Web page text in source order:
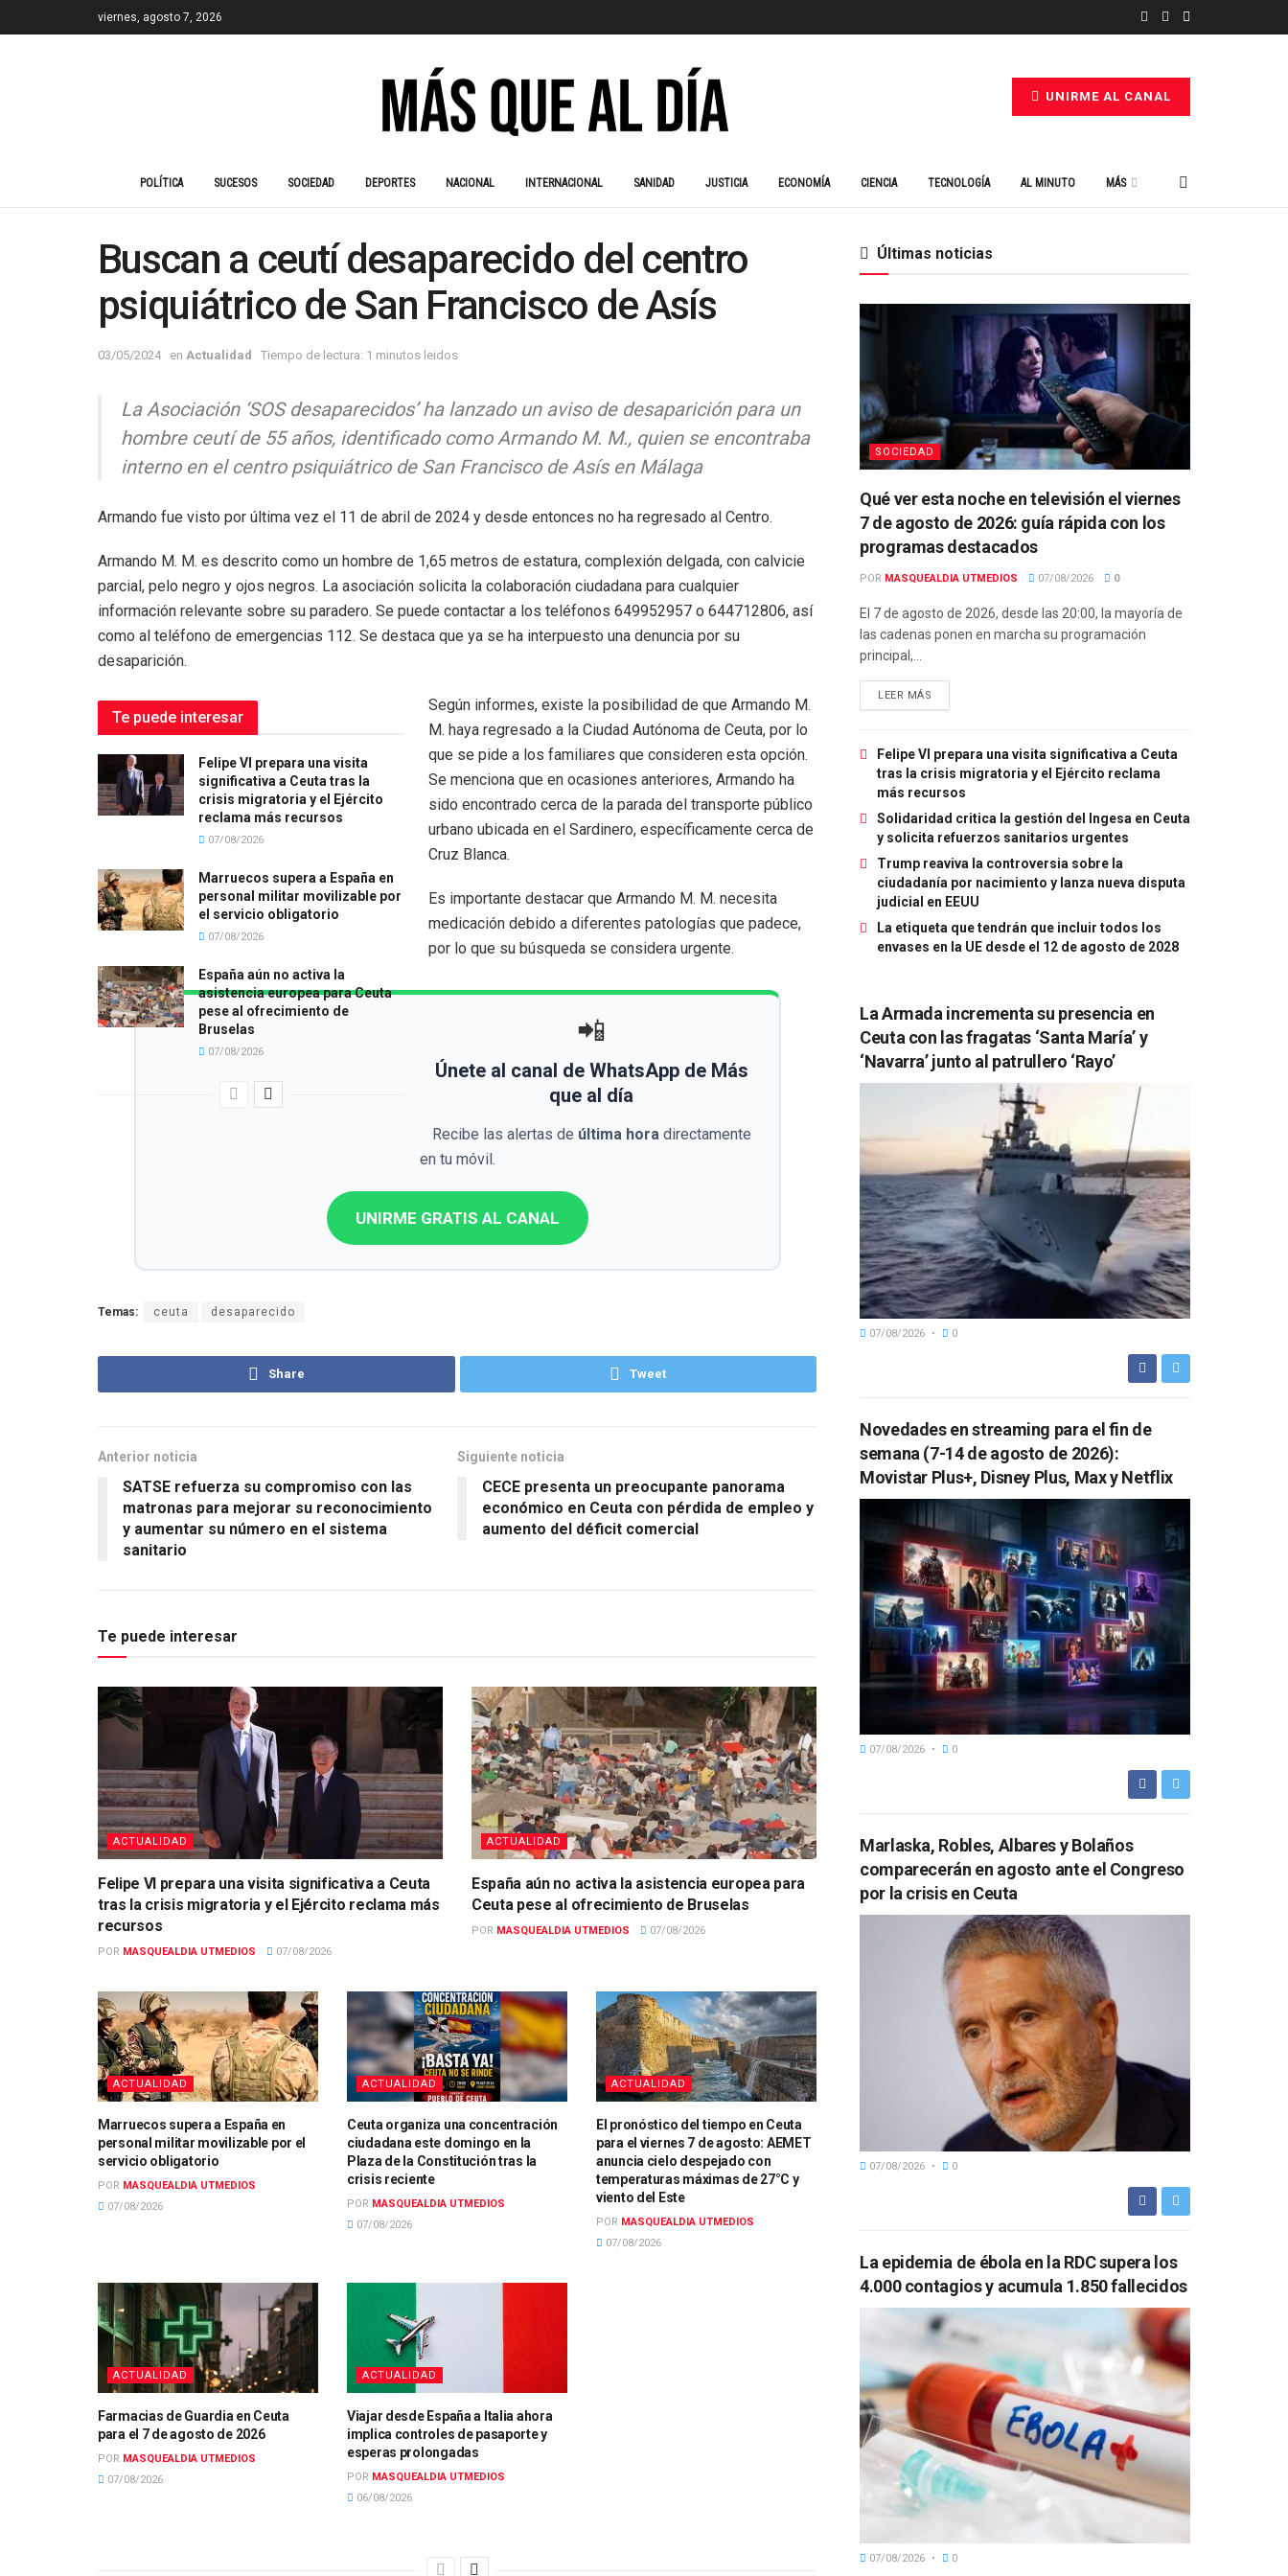
viernes, agosto 7, 2026
UNIRME AL CANAL
POLÍTICA SUCESOS SOCIEDAD DEPORTES NACIONAL INTERNACIONAL SANIDAD JUSTICIA ECONOMÍA CIENCIA TECNOLOGÍA AL MINUTO MÁS
Buscan a ceutí desaparecido del centro
psiquiátrico de San Francisco de Asís
03/05/2024 en Actualidad Tiempo de lectura: 1 minutos leidos
La Asociación ‘SOS desaparecidos’ ha lanzado un aviso de desaparición para un
hombre ceutí de 55 años, identificado como Armando M. M., quien se encontraba
interno en el centro psiquiátrico de San Francisco de Asís en Málaga
Armando fue visto por última vez el 11 de abril de 2024 y desde entonces no ha regresado al Centro.
Armando M. M. es descrito como un hombre de 1,65 metros de estatura, complexión delgada, con calvicie
parcial, pelo negro y ojos negros. La asociación solicita la colaboración ciudadana para cualquier
información relevante sobre su paradero. Se puede contactar a los teléfonos 649952957 o 644712806, así
como al teléfono de emergencias 112. Se destaca que ya se ha interpuesto una denuncia por su
desaparición.
Te puede interesar
Felipe VI prepara una visita
significativa a Ceuta tras la
crisis migratoria y el Ejército
reclama más recursos
07/08/2026
Marruecos supera a España en
personal militar movilizable por
el servicio obligatorio
07/08/2026
España aún no activa la
asistencia europea para Ceuta
pese al ofrecimiento de
Bruselas
07/08/2026
Según informes, existe la posibilidad de que Armando M.
M. haya regresado a la Ciudad Autónoma de Ceuta, por lo
que se pide a los familiares que consideren esta opción.
Se menciona que en ocasiones anteriores, Armando ha
sido encontrado cerca de la parada del transporte público
urbano ubicada en el Sardinero, específicamente cerca de
Cruz Blanca.
Es importante destacar que Armando M. M. necesita
medicación debido a diferentes patologías que padece,
por lo que su búsqueda se considera urgente.
📲
Únete al canal de WhatsApp de Más
que al día
Recibe las alertas de última hora directamente
en tu móvil.
UNIRME GRATIS AL CANAL
Temas: ceuta desaparecido
Share Tweet
Anterior noticia
SATSE refuerza su compromiso con las
matronas para mejorar su reconocimiento
y aumentar su número en el sistema
sanitario
Siguiente noticia
CECE presenta un preocupante panorama
económico en Ceuta con pérdida de empleo y
aumento del déficit comercial
Te puede interesar
ACTUALIDAD
Felipe VI prepara una visita significativa a Ceuta
tras la crisis migratoria y el Ejército reclama más
recursos
POR MASQUEALDIA UTMEDIOS 07/08/2026
ACTUALIDAD
España aún no activa la asistencia europea para
Ceuta pese al ofrecimiento de Bruselas
POR MASQUEALDIA UTMEDIOS 07/08/2026
ACTUALIDAD
Marruecos supera a España en
personal militar movilizable por el
servicio obligatorio
POR MASQUEALDIA UTMEDIOS
07/08/2026
ACTUALIDAD
Ceuta organiza una concentración
ciudadana este domingo en la
Plaza de la Constitución tras la
crisis reciente
POR MASQUEALDIA UTMEDIOS
07/08/2026
ACTUALIDAD
El pronóstico del tiempo en Ceuta
para el viernes 7 de agosto: AEMET
anuncia cielo despejado con
temperaturas máximas de 27°C y
viento del Este
POR MASQUEALDIA UTMEDIOS
07/08/2026
ACTUALIDAD
Farmacias de Guardia en Ceuta
para el 7 de agosto de 2026
POR MASQUEALDIA UTMEDIOS
07/08/2026
ACTUALIDAD
Viajar desde España a Italia ahora
implica controles de pasaporte y
esperas prolongadas
POR MASQUEALDIA UTMEDIOS
06/08/2026
Últimas noticias
SOCIEDAD
Qué ver esta noche en televisión el viernes
7 de agosto de 2026: guía rápida con los
programas destacados
POR MASQUEALDIA UTMEDIOS 07/08/2026 0
El 7 de agosto de 2026, desde las 20:00, la mayoría de
las cadenas ponen en marcha su programación
principal,...
LEER MÁS
Felipe VI prepara una visita significativa a Ceuta
tras la crisis migratoria y el Ejército reclama
más recursos
Solidaridad critica la gestión del Ingesa en Ceuta
y solicita refuerzos sanitarios urgentes
Trump reaviva la controversia sobre la
ciudadanía por nacimiento y lanza nueva disputa
judicial en EEUU
La etiqueta que tendrán que incluir todos los
envases en la UE desde el 12 de agosto de 2028
La Armada incrementa su presencia en
Ceuta con las fragatas ‘Santa María’ y
‘Navarra’ junto al patrullero ‘Rayo’
07/08/2026 0
Novedades en streaming para el fin de
semana (7-14 de agosto de 2026):
Movistar Plus+, Disney Plus, Max y Netflix
07/08/2026 0
Marlaska, Robles, Albares y Bolaños
comparecerán en agosto ante el Congreso
por la crisis en Ceuta
07/08/2026 0
La epidemia de ébola en la RDC supera los
4.000 contagios y acumula 1.850 fallecidos
07/08/2026 0